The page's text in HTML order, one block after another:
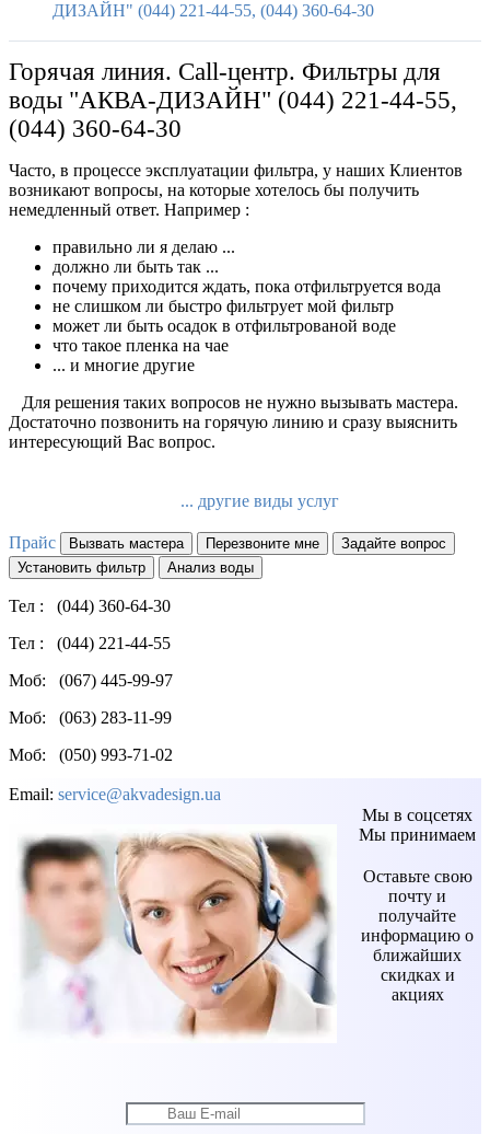
ДИЗАЙН" (044) 221-44-55, (044) 360-64-30
Горячая линия. Call-центр. Фильтры для
воды "АКВА-ДИЗАЙН" (044) 221-44-55,
(044) 360-64-30
Часто, в процессе эксплуатации фильтра, у наших Клиентов
возникают вопросы, на которые хотелось бы получить
немедленный ответ. Например :
правильно ли я делаю ...
должно ли быть так ...
почему приходится ждать, пока отфильтруется вода
не слишком ли быстро фильтрует мой фильтр
может ли быть осадок в отфильтрованой воде
что такое пленка на чае
... и многие другие
Для решения таких вопросов не нужно вызывать мастера.
Достаточно позвонить на горячую линию и сразу выяснить
интересующий Вас вопрос.
... другие виды услуг
Прайс Вызвать мастера Перезвоните мне
Задайте вопрос
Установить фильтр
Анализ воды
Тел : (044) 360-64-30
Тел : (044) 221-44-55
Моб: (067) 445-99-97
Моб: (063) 283-11-99
Моб: (050) 993-71-02
Email: service@akvadesign.ua
Мы в соцсетях
Мы принимаем
Оставьте свою
почту и
получайте
информацию о
ближайших
скидках и
акциях